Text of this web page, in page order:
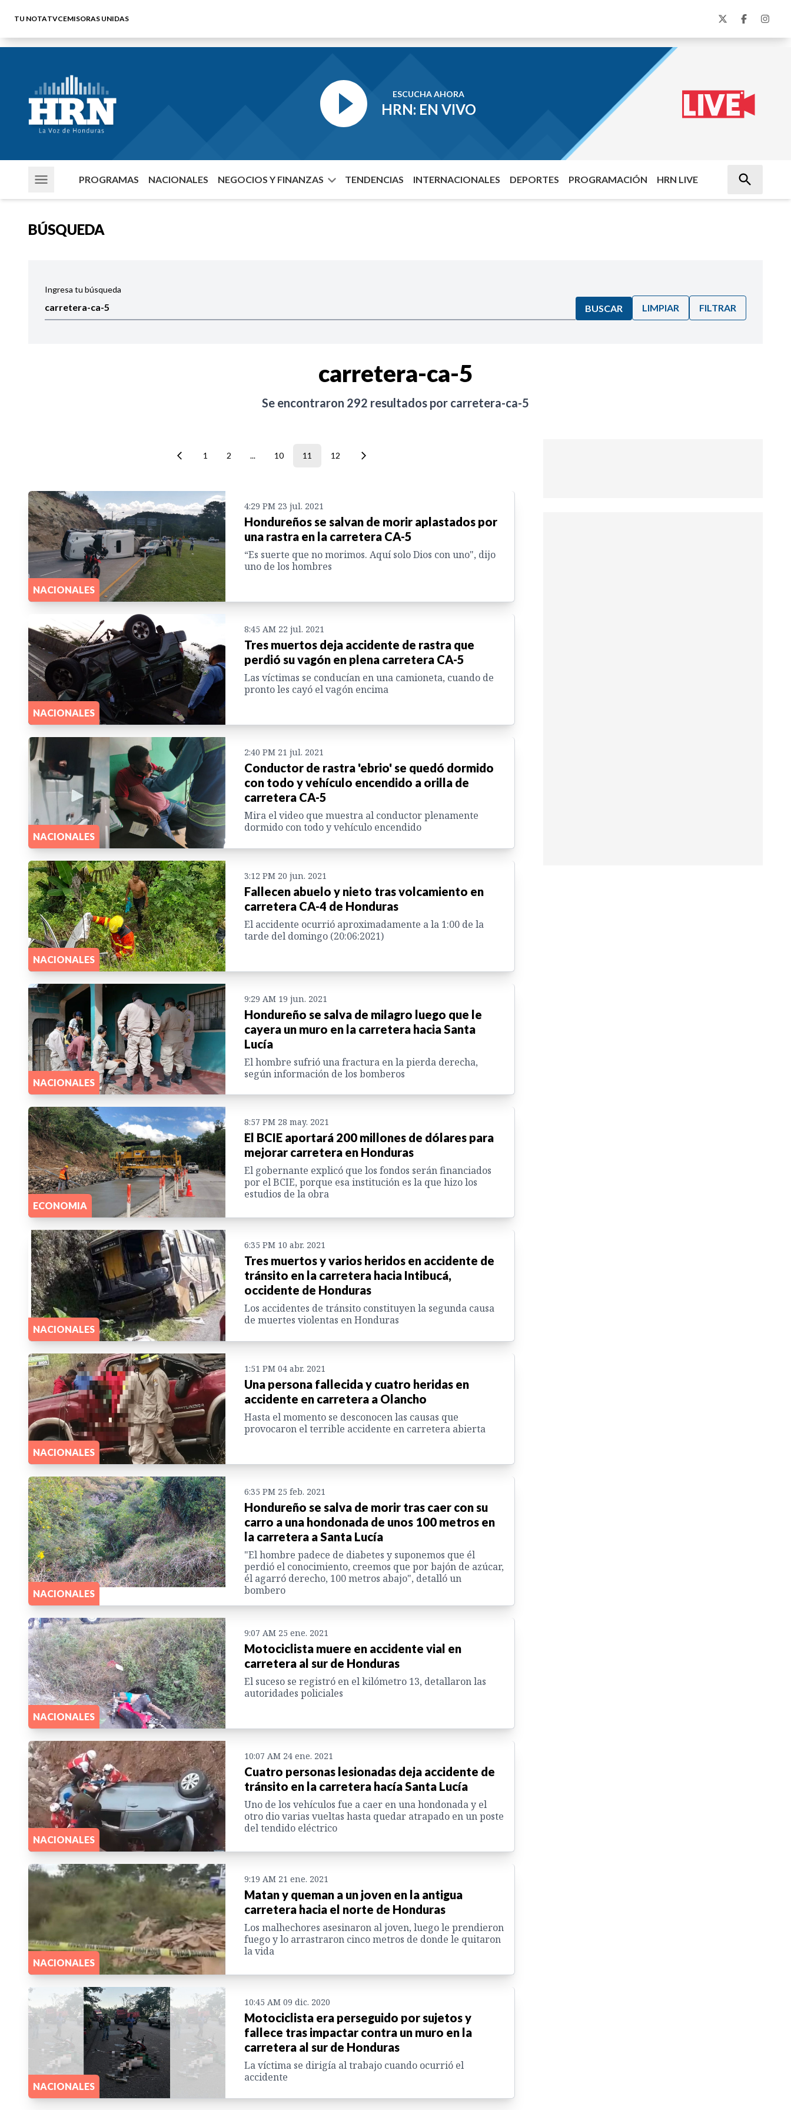
TU NOTATVCEMISORAS UNIDAS
ESCUCHA AHORA
HRN: EN VIVO
PROGRAMAS NACIONALES NEGOCIOS Y FINANZAS TENDENCIAS INTERNACIONALES DEPORTES PROGRAMACIÓN HRN LIVE
BÚSQUEDA
Ingresa tu búsqueda
BUSCAR LIMPIAR FILTRAR
carretera-ca-5
Se encontraron 292 resultados por carretera-ca-5
1 2 ... 10 11 12
NACIONALES
4:29 PM 23 jul. 2021
Hondureños se salvan de morir aplastados por
una rastra en la carretera CA-5
“Es suerte que no morimos. Aquí solo Dios con uno", dijo
uno de los hombres
NACIONALES
8:45 AM 22 jul. 2021
Tres muertos deja accidente de rastra que
perdió su vagón en plena carretera CA-5
Las víctimas se conducían en una camioneta, cuando de
pronto les cayó el vagón encima
NACIONALES
2:40 PM 21 jul. 2021
Conductor de rastra 'ebrio' se quedó dormido
con todo y vehículo encendido a orilla de
carretera CA-5
Mira el video que muestra al conductor plenamente
dormido con todo y vehículo encendido
NACIONALES
3:12 PM 20 jun. 2021
Fallecen abuelo y nieto tras volcamiento en
carretera CA-4 de Honduras
El accidente ocurrió aproximadamente a la 1:00 de la
tarde del domingo (20:06:2021)
NACIONALES
9:29 AM 19 jun. 2021
Hondureño se salva de milagro luego que le
cayera un muro en la carretera hacia Santa
Lucía
El hombre sufrió una fractura en la pierda derecha,
según información de los bomberos
ECONOMIA
8:57 PM 28 may. 2021
El BCIE aportará 200 millones de dólares para
mejorar carretera en Honduras
El gobernante explicó que los fondos serán financiados
por el BCIE, porque esa institución es la que hizo los
estudios de la obra
NACIONALES
6:35 PM 10 abr. 2021
Tres muertos y varios heridos en accidente de
tránsito en la carretera hacia Intibucá,
occidente de Honduras
Los accidentes de tránsito constituyen la segunda causa
de muertes violentas en Honduras
NACIONALES
1:51 PM 04 abr. 2021
Una persona fallecida y cuatro heridas en
accidente en carretera a Olancho
Hasta el momento se desconocen las causas que
provocaron el terrible accidente en carretera abierta
NACIONALES
6:35 PM 25 feb. 2021
Hondureño se salva de morir tras caer con su
carro a una hondonada de unos 100 metros en
la carretera a Santa Lucía
"El hombre padece de diabetes y suponemos que él
perdió el conocimiento, creemos que por bajón de azúcar,
él agarró derecho, 100 metros abajo", detalló un
bombero
NACIONALES
9:07 AM 25 ene. 2021
Motociclista muere en accidente vial en
carretera al sur de Honduras
El suceso se registró en el kilómetro 13, detallaron las
autoridades policiales
NACIONALES
10:07 AM 24 ene. 2021
Cuatro personas lesionadas deja accidente de
tránsito en la carretera hacía Santa Lucía
Uno de los vehículos fue a caer en una hondonada y el
otro dio varias vueltas hasta quedar atrapado en un poste
del tendido eléctrico
NACIONALES
9:19 AM 21 ene. 2021
Matan y queman a un joven en la antigua
carretera hacia el norte de Honduras
Los malhechores asesinaron al joven, luego le prendieron
fuego y lo arrastraron cinco metros de donde le quitaron
la vida
NACIONALES
10:45 AM 09 dic. 2020
Motociclista era perseguido por sujetos y
fallece tras impactar contra un muro en la
carretera al sur de Honduras
La víctima se dirigía al trabajo cuando ocurrió el
accidente